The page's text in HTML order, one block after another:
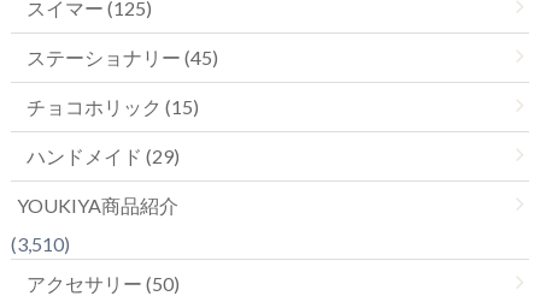
スイマー (125)
ステーショナリー (45)
チョコホリック (15)
ハンドメイド (29)
YOUKIYA商品紹介
(3,510)
アクセサリー (50)